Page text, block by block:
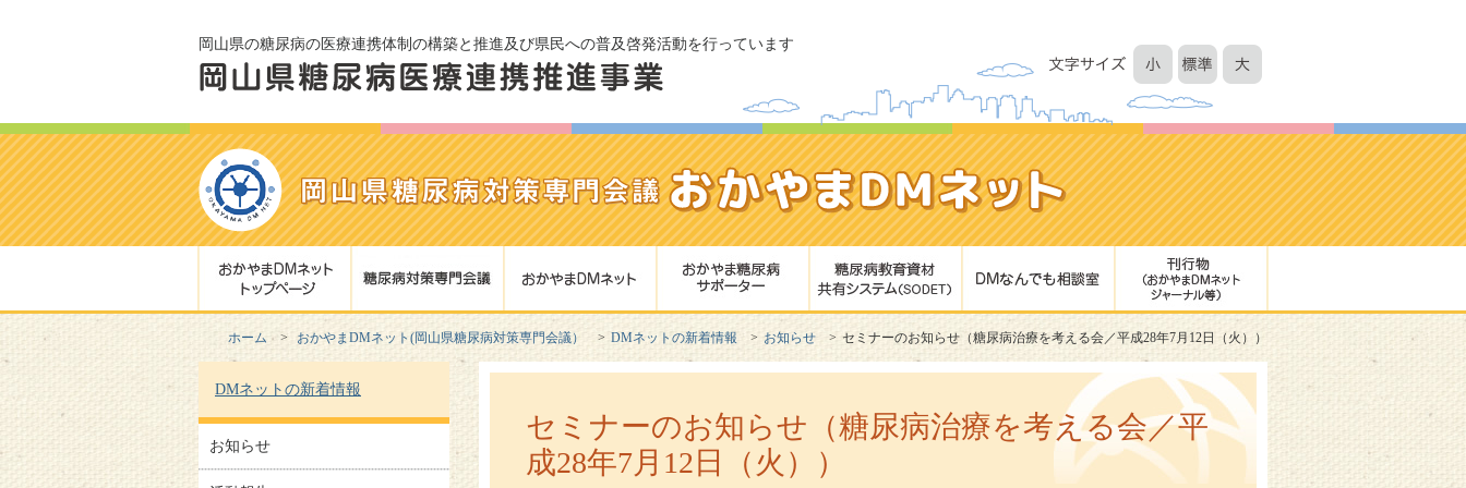
岡山県の糖尿病の医療連携体制の構築と推進及び県民への普及啓発活動を行っています
ホーム おかやまDMネット(岡山県糖尿病対策専門会議） DMネットの新着情報 お知らせ セミナーのお知らせ（糖尿病治療を考える会／平成28年7月12日（火））
セミナーのお知らせ（糖尿病治療を考える会／平
成28年7月12日（火））
DMネットの新着情報
お知らせ